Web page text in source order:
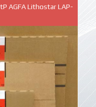
AGFA Lithostar LAP-